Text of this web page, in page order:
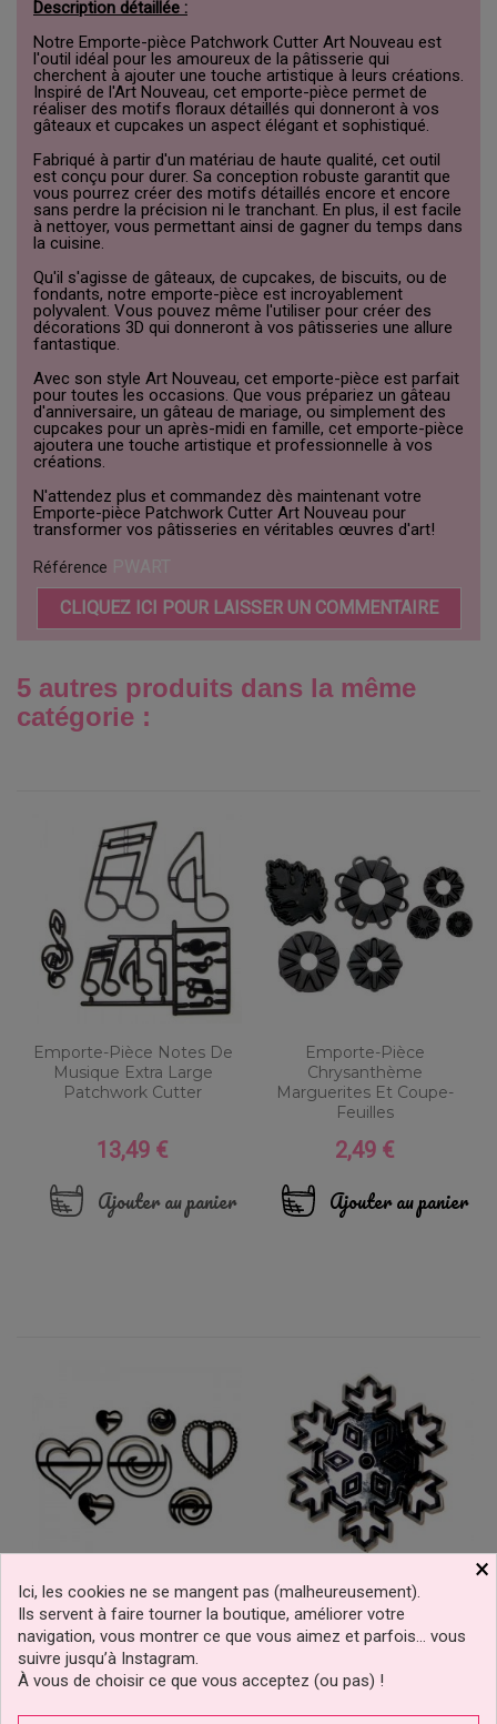
Description détaillée :
Notre Emporte-pièce Patchwork Cutter Art Nouveau est
l'outil idéal pour les amoureux de la pâtisserie qui
cherchent à ajouter une touche artistique à leurs créations.
Inspiré de l'Art Nouveau, cet emporte-pièce permet de
réaliser des motifs floraux détaillés qui donneront à vos
gâteaux et cupcakes un aspect élégant et sophistiqué.
Fabriqué à partir d'un matériau de haute qualité, cet outil
est conçu pour durer. Sa conception robuste garantit que
vous pourrez créer des motifs détaillés encore et encore
sans perdre la précision ni le tranchant. En plus, il est facile
à nettoyer, vous permettant ainsi de gagner du temps dans
la cuisine.
Qu'il s'agisse de gâteaux, de cupcakes, de biscuits, ou de
fondants, notre emporte-pièce est incroyablement
polyvalent. Vous pouvez même l'utiliser pour créer des
décorations 3D qui donneront à vos pâtisseries une allure
fantastique.
Avec son style Art Nouveau, cet emporte-pièce est parfait
pour toutes les occasions. Que vous prépariez un gâteau
d'anniversaire, un gâteau de mariage, ou simplement des
cupcakes pour un après-midi en famille, cet emporte-pièce
ajoutera une touche artistique et professionnelle à vos
créations.
N'attendez plus et commandez dès maintenant votre
Emporte-pièce Patchwork Cutter Art Nouveau pour
transformer vos pâtisseries en véritables œuvres d'art!
Référence
CLIQUEZ ICI POUR LAISSER UN COMMENTAIRE
5 autres produits dans la même
catégorie :
Emporte-Pièce Notes De
Musique Extra Large
Patchwork Cutter
Prix
13,49 €
Ajouter au panier
Emporte-Pièce
Chrysanthème
Marguerites Et Coupe-
Feuilles
Prix
2,49 €
Ajouter au panier
Emporte-Pièce Tourbillon
Et Coeurs Patchwork
Cutters
Emporte-Pièce Gros
Flocons De Neige
Patchwork Cutter
Prix
de
Prix
3,57 €
×
Ici, les cookies ne se mangent pas (malheureusement).
Ils servent à faire tourner la boutique, améliorer votre
navigation, vous montrer ce que vous aimez et parfois… vous
suivre jusqu’à Instagram.
À vous de choisir ce que vous acceptez (ou pas) !